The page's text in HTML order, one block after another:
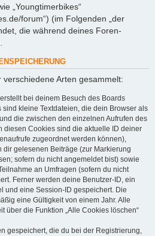
„Youngtimerbikes“
forum“) (im Folgenden „der
die während deines Foren-
Arten gesammelt:
bei deinem Besuch des Boards
kleine Textdateien, die dein Browser als
die zwischen den einzelnen Aufrufen des
diesen Cookies sind die aktuelle ID deiner
zugeordnet werden können),
dir gelesenen Beiträge (zur Markierung
sofern du nicht angemeldet bist) sowie
an Umfragen (sofern du nicht
Ferner werden deine Benutzer-ID, ein
und eine Session-ID gespeichert. Die
eine Gültigkeit von einem Jahr. Alle
über die Funktion „Alle Cookies löschen“
gespeichert, die du bei der Registrierung,